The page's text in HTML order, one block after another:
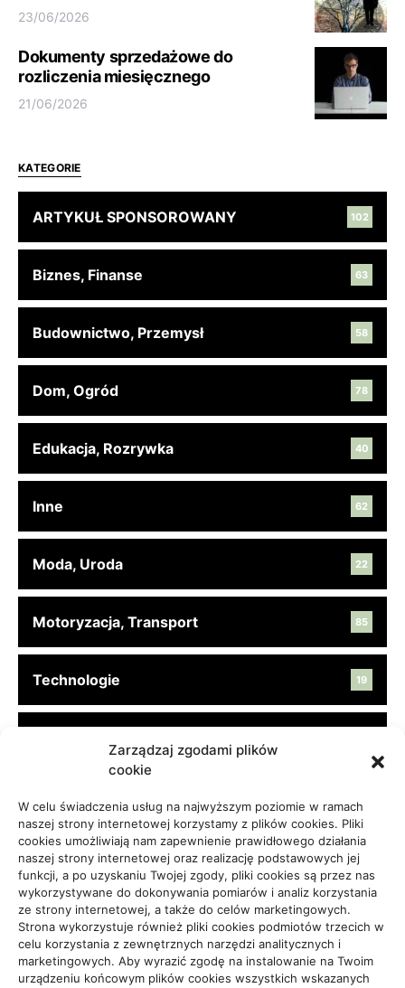
Zarządzaj zgodami plików
cookie
W celu świadczenia usług na najwyższym poziomie w ramach
naszej strony internetowej korzystamy z plików cookies. Pliki
cookies umożliwiają nam zapewnienie prawidłowego działania
naszej strony internetowej oraz realizację podstawowych jej
funkcji, a po uzyskaniu Twojej zgody, pliki cookies są przez nas
wykorzystywane do dokonywania pomiarów i analiz korzystania
ze strony internetowej, a także do celów marketingowych.
Strona wykorzystuje również pliki cookies podmiotów trzecich w
celu korzystania z zewnętrznych narzędzi analitycznych i
marketingowych. Aby wyrazić zgodę na instalowanie na Twoim
urządzeniu końcowym plików cookies wszystkich wskazanych
23/06/2026
Dokumenty sprzedażowe do
rozliczenia miesięcznego
21/06/2026
KATEGORIE
ARTYKUŁ SPONSOROWANY 102
Biznes, Finanse 63
Budownictwo, Przemysł 58
Dom, Ogród 78
Edukacja, Rozrywka 40
Inne 62
Moda, Uroda 22
Motoryzacja, Transport 85
Technologie 19
Zdrowie, Medycyna 108
Projekty domów Rzeszów